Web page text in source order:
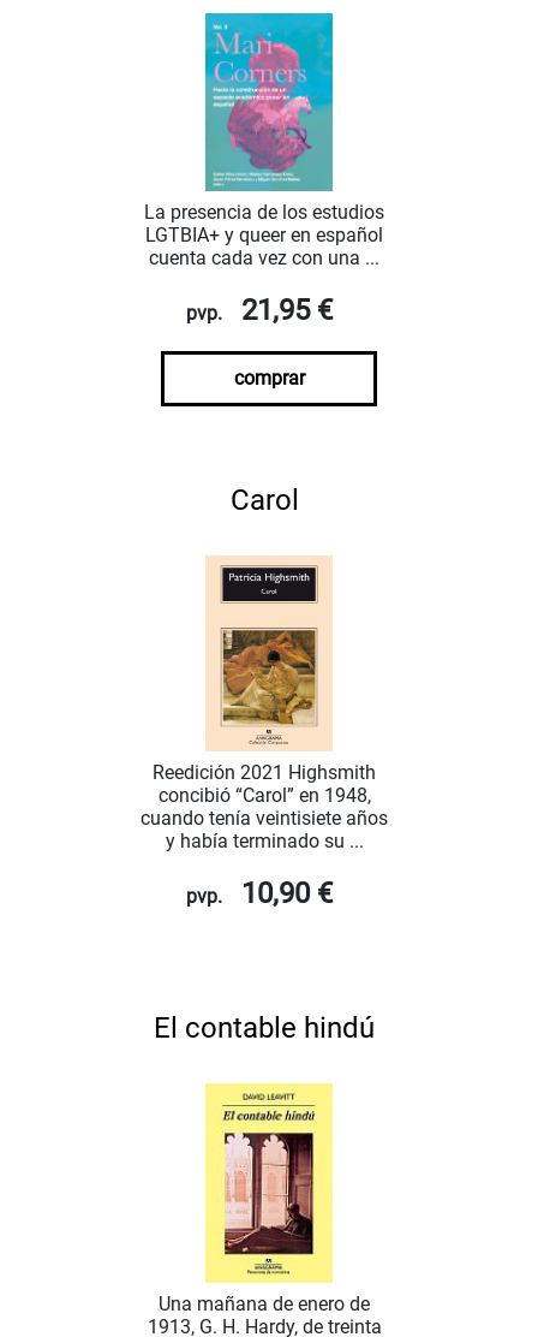
La presencia de los estudios
LGTBIA+ y queer en español
cuenta cada vez con una ...
pvp. 21,95 €
comprar
Carol
Reedición 2021 Highsmith
concibió “Carol” en 1948,
cuando tenía veintisiete años
y había terminado su ...
pvp. 10,90 €
El contable hindú
Una mañana de enero de
1913, G. H. Hardy, de treinta